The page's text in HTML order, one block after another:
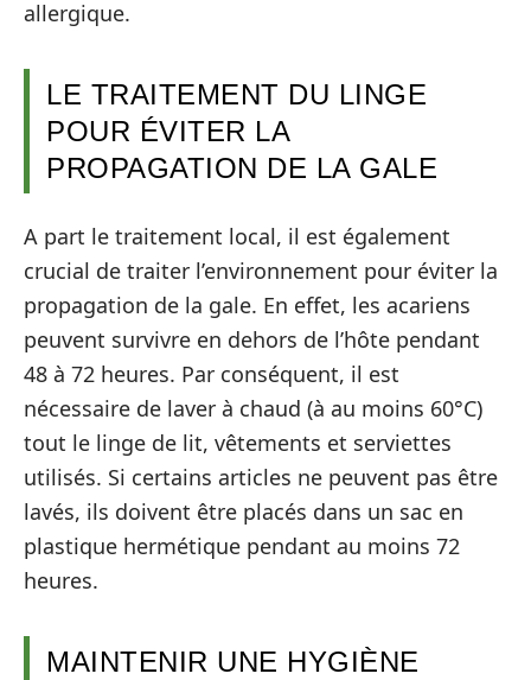
allergique.
LE TRAITEMENT DU LINGE
POUR ÉVITER LA
PROPAGATION DE LA GALE
A part le traitement local, il est également
crucial de traiter l’environnement pour éviter la
propagation de la gale. En effet, les acariens
peuvent survivre en dehors de l’hôte pendant
48 à 72 heures. Par conséquent, il est
nécessaire de laver à chaud (à au moins 60°C)
tout le linge de lit, vêtements et serviettes
utilisés. Si certains articles ne peuvent pas être
lavés, ils doivent être placés dans un sac en
plastique hermétique pendant au moins 72
heures.
MAINTENIR UNE HYGIÈNE